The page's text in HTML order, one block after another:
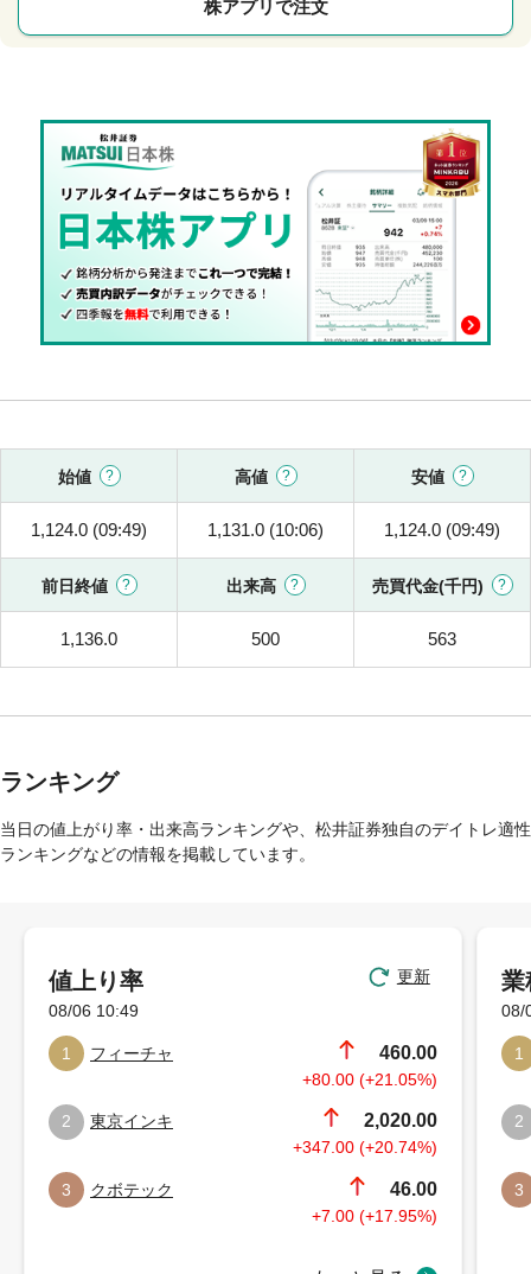
株アプリで注文
始値 高値 安値
1,124.0 (09:49) 1,131.0 (10:06) 1,124.0 (09:49)
前日終値 出来高 売買代金(千円)
1,136.0 500 563
ランキング
当日の値上がり率・出来高ランキングや、松井証券独自のデイトレ適性
ランキングなどの情報を掲載しています。